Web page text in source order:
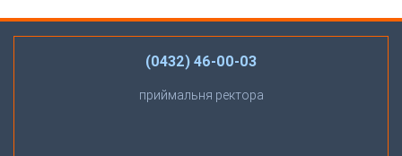
(0432) 46-00-03
приймальня ректора